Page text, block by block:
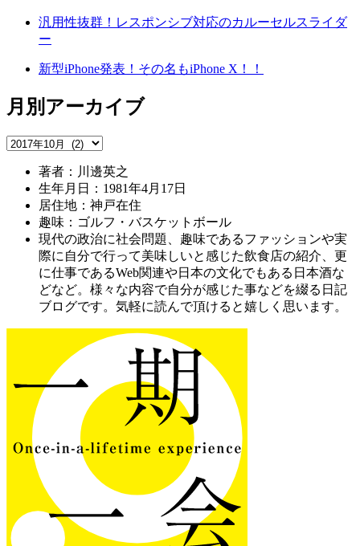
汎用性抜群！レスポンシブ対応のカルーセルスライダ
ー
新型iPhone発表！その名もiPhone X！！
月別アーカイブ
著者：川邊英之
生年月日：1981年4月17日
居住地：神戸在住
趣味：ゴルフ・バスケットボール
現代の政治に社会問題、趣味であるファッションや実
際に自分で行って美味しいと感じた飲食店の紹介、更
に仕事であるWeb関連や日本の文化でもある日本酒な
どなど。様々な内容で自分が感じた事などを綴る日記
ブログです。気軽に読んで頂けると嬉しく思います。